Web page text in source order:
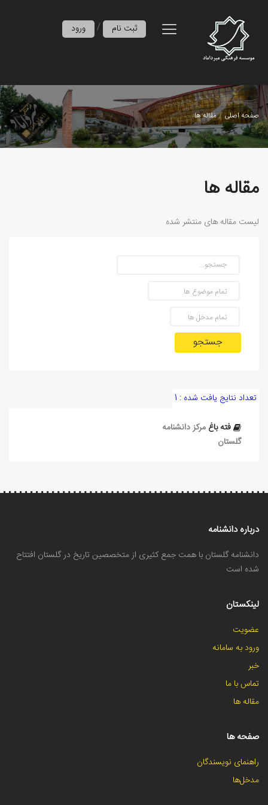
ورود / ثبت نام
صفحه اصلی مقاله ها
مقاله ها
لیست مقاله های منتشر شده
جستجو
تعداد نتایج یافت شده : 1
فته باغ مرکز دانشنامه
گلستان
درباره دانشنامه
دانشنامه گلستان با همت جمع کثیری از متخصصین تاریخ در گلستان افتتاح
شده است
لینکستان
عضویت
ورود به سامانه
خبر
تماس با ما
مقاله ها
صفحه ها
راهنمای نویسندگان
مدخل‌ها